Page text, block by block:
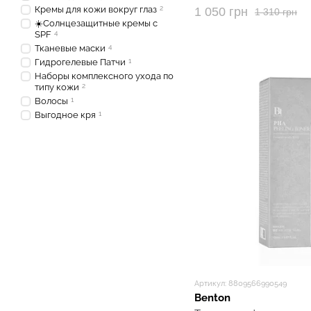
1 310 грн
1 050 грн
Артикул: 8809566990549
Benton
Кремы для кожи вокруг глаз 2
☀️Солнцезащитные кремы с
SPF 4
Тканевые маски 4
Гидрогелевые Патчи 1
Наборы комплексного ухода по
типу кожи 2
Волосы 1
Выгодное кря 1